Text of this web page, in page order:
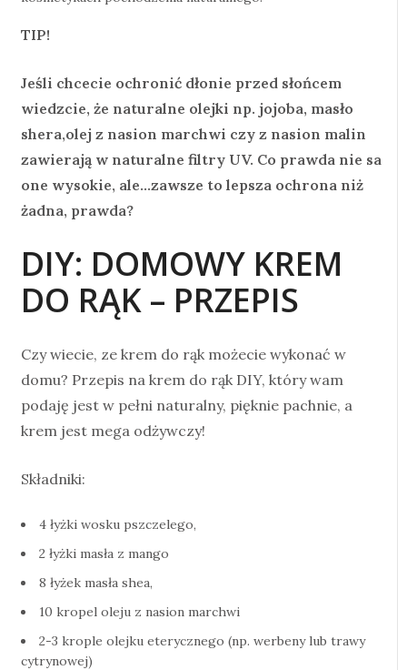
TIP!
Jeśli chcecie ochronić dłonie przed słońcem
wiedzcie, że naturalne olejki np. jojoba, masło
shera,olej z nasion marchwi czy z nasion malin
zawierają w naturalne filtry UV. Co prawda nie sa
one wysokie, ale…zawsze to lepsza ochrona niż
żadna, prawda?
DIY: DOMOWY KREM
DO RĄK – PRZEPIS
Czy wiecie, ze krem do rąk możecie wykonać w
domu? Przepis na krem do rąk DIY, który wam
podaję jest w pełni naturalny, pięknie pachnie, a
krem jest mega odżywczy!
Składniki:
4 łyżki wosku pszczelego,
2 łyżki masła z mango
8 łyżek masła shea,
10 kropel oleju z nasion marchwi
2-3 krople olejku eterycznego (np. werbeny lub trawy
cytrynowej)